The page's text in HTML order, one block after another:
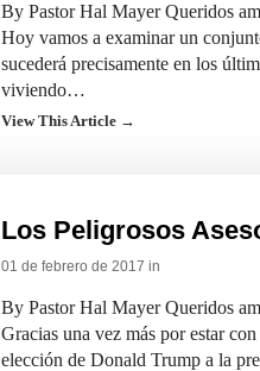
By Pastor Hal Mayer Queridos
Hoy vamos a examinar un
sucederá precisamente en los
viviendo…
View This Article →
Los Peligrosos
01 de febrero de 2017 in
By Pastor Hal Mayer Queridos
Gracias una vez más por estar
elección de Donald Trump a la